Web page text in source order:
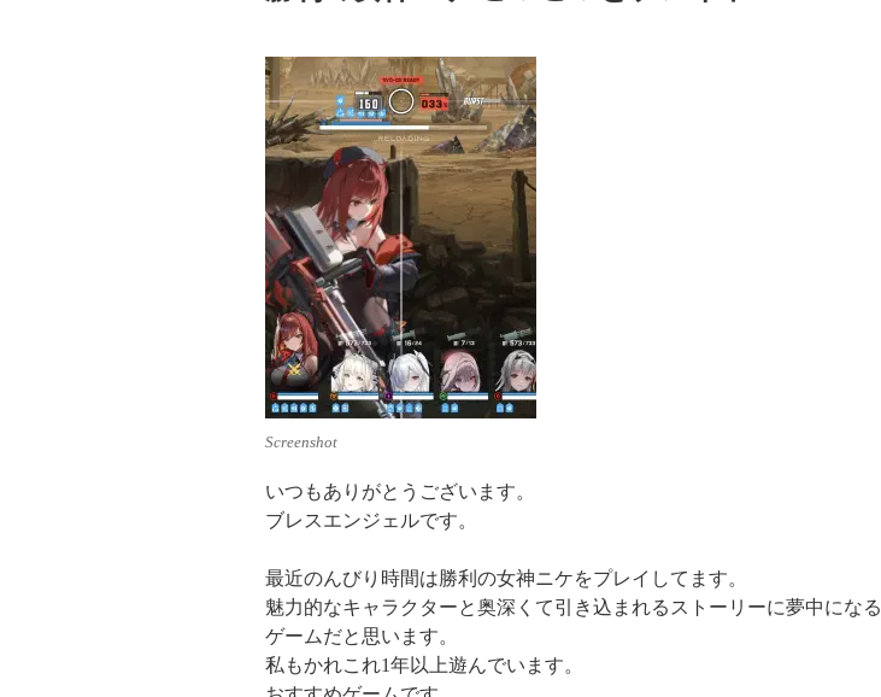
Screenshot
いつもありがとうございます。
ブレスエンジェルです。
最近のんびり時間は勝利の女神ニケをプレイしてます。
魅力的なキャラクターと奥深くて引き込まれるストーリーに夢中になる
ゲームだと思います。
私もかれこれ1年以上遊んでいます。